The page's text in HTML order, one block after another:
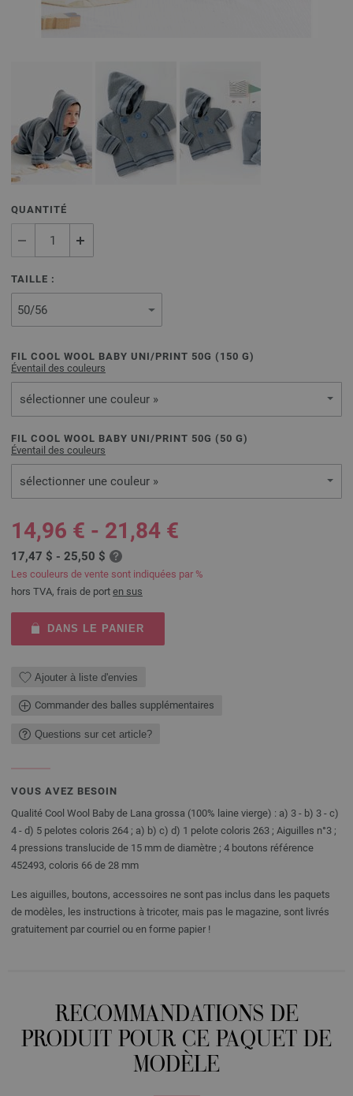
QUANTITÉ
TAILLE :
FIL COOL WOOL BABY UNI/PRINT 50G ( 150 G)
Éventail des couleurs
sélectionner une couleur »
FIL COOL WOOL BABY UNI/PRINT 50G ( 50 G)
Éventail des couleurs
sélectionner une couleur »
14,96 € - 21,84 €
17,47 $ - 25,50 $
Les couleurs de vente sont indiquées par %
hors TVA, frais de port en sus
DANS LE PANIER
Ajouter à liste d'envies
Commander des balles supplémentaires
Questions sur cet article?
VOUS AVEZ BESOIN
Qualité Cool Wool Baby de Lana grossa (100% laine vierge) : a) 3 - b) 3 - c)
4 - d) 5 pelotes coloris 264 ; a) b) c) d) 1 pelote coloris 263 ; Aiguilles n°3 ;
4 pressions translucide de 15 mm de diamètre ; 4 boutons référence
452493, coloris 66 de 28 mm
Les aiguilles, boutons, accessoires ne sont pas inclus dans les paquets
de modèles, les instructions à tricoter, mais pas le magazine, sont livrés
gratuitement par courriel ou en forme papier !
RECOMMANDATIONS DE
PRODUIT POUR CE PAQUET DE
MODÈLE